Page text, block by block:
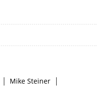
| Mike Steiner |